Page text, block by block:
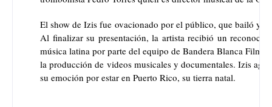
El show de Izis fue ovacionado por el público, que bailó y
Al finalizar su presentación, la artista recibió un
música latina por parte del equipo de Bandera Blanca Films,
la producción de videos musicales y documentales. Izis
su emoción por estar en Puerto Rico, su tierra natal.